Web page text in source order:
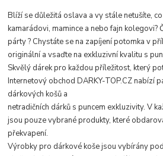
Blíží se důležitá oslava a vy stále netušíte,
kamarádovi, mamince a nebo fajn kolegovi?
párty ? Chystáte se na zapíjení potomka v
originální a vsaďte na exkluzivní kvalitu s
Skvělý dárek pro každou příležitost, který
Internetový obchod DARKY-TOP.CZ nabízí
dárkových košů a
netradičních dárků s puncem exkluzivity. V
jsou pouze vybrané produkty, které
překvapení.
Výrobky pro dárkové koše jsou vybírány